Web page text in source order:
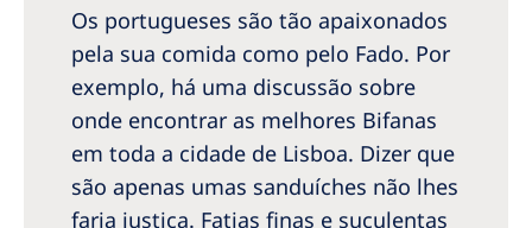
Os portugueses são tão apaixonados
pela sua comida como pelo Fado. Por
exemplo, há uma discussão sobre
onde encontrar as melhores Bifanas
em toda a cidade de Lisboa. Dizer que
são apenas umas sanduíches não lhes
faria justiça. Fatias finas e suculentas